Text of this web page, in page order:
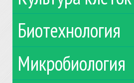
Биотехнология
Микробиология